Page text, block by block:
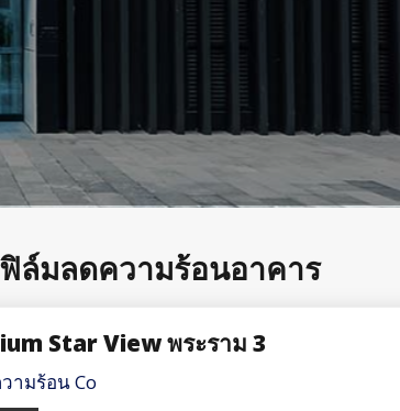
ฟิล์มลดความร้อนอาคาร
Star View พระราม 3
ามร้อน Co